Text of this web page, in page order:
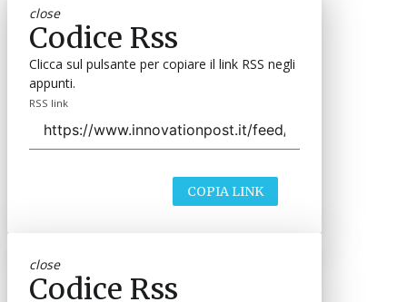
close
Codice Rss
Clicca sul pulsante per copiare il link RSS negli
appunti.
RSS link
COPIA LINK
close
Codice Rss